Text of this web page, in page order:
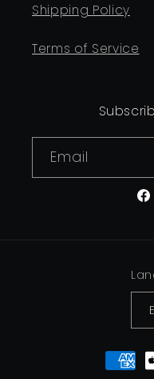
Shipping Policy
Terms of Service
Email